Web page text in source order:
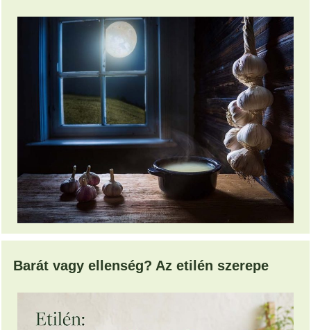
Barát vagy ellenség? Az etilén szerepe